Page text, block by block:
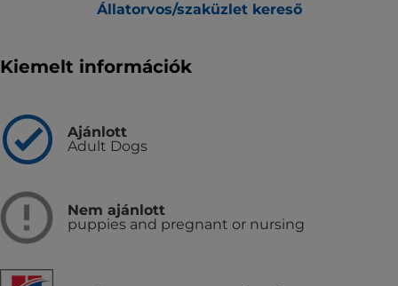
Állatorvos/szaküzlet kereső
Kiemelt információk
Ajánlott
Adult Dogs
Nem ajánlott
puppies and pregnant or nursing